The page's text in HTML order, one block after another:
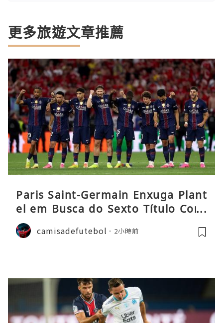
更多旅遊文章推薦
Paris Saint-Germain Enxuga Plant
el em Busca do Sexto Título Cons
ecutivo da Liga
camisadefutebol 2小時前